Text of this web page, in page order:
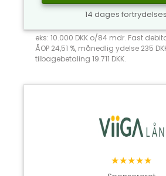
14 dages
eks: 10.000 DKK o/84 mdr. Fast
ÅOP 24,51 %, månedlig ydelse 235
tilbagebetaling 19.711 DKK.
★★★★★